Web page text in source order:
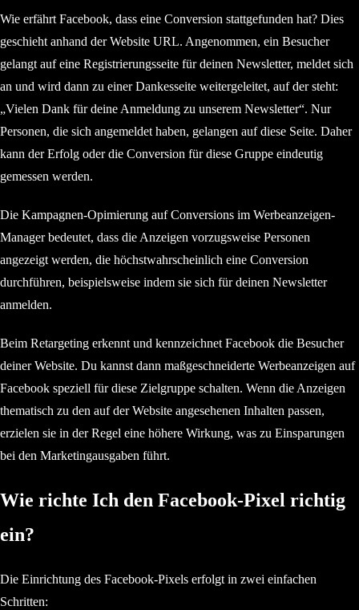
Wie erfährt Facebook, dass eine Conversion stattgefunden hat? Dies
geschieht anhand der Website URL. Angenommen, ein Besucher
gelangt auf eine Registrierungsseite für deinen Newsletter, meldet sich
an und wird dann zu einer Dankesseite weitergeleitet, auf der steht:
„Vielen Dank für deine Anmeldung zu unserem Newsletter“. Nur
Personen, die sich angemeldet haben, gelangen auf diese Seite. Daher
kann der Erfolg oder die Conversion für diese Gruppe eindeutig
gemessen werden.
Die Kampagnen-Opimierung auf Conversions im Werbeanzeigen-
Manager bedeutet, dass die Anzeigen vorzugsweise Personen
angezeigt werden, die höchstwahrscheinlich eine Conversion
durchführen, beispielsweise indem sie sich für deinen Newsletter
anmelden.
Beim Retargeting erkennt und kennzeichnet Facebook die Besucher
deiner Website. Du kannst dann maßgeschneiderte Werbeanzeigen auf
Facebook speziell für diese Zielgruppe schalten. Wenn die Anzeigen
thematisch zu den auf der Website angesehenen Inhalten passen,
erzielen sie in der Regel eine höhere Wirkung, was zu Einsparungen
bei den Marketingausgaben führt.
Wie richte Ich den Facebook-Pixel richtig
ein?
Die Einrichtung des Facebook-Pixels erfolgt in zwei einfachen
Schritten: